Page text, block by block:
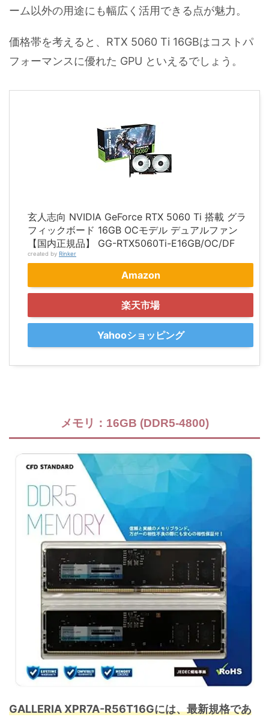
ーム以外の用途にも幅広く活用できる点が魅力。
価格帯を考えると、RTX 5060 Ti 16GBはコストパ
フォーマンスに優れた GPU といえるでしょう。
玄人志向 NVIDIA GeForce RTX 5060 Ti 搭載 グラ
フィックボード 16GB OCモデル デュアルファン
【国内正規品】 GG-RTX5060Ti-E16GB/OC/DF
created by Rinker
Amazon
楽天市場
Yahooショッピング
メモリ：16GB (DDR5-4800)
GALLERIA XPR7A-R56T16Gには、最新規格であ